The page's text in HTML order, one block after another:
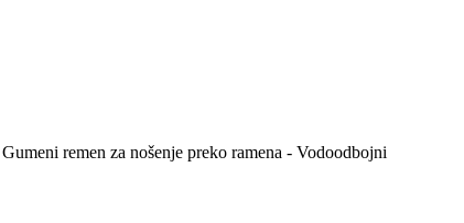
remen za nošenje preko ramena - Vodoodbojni